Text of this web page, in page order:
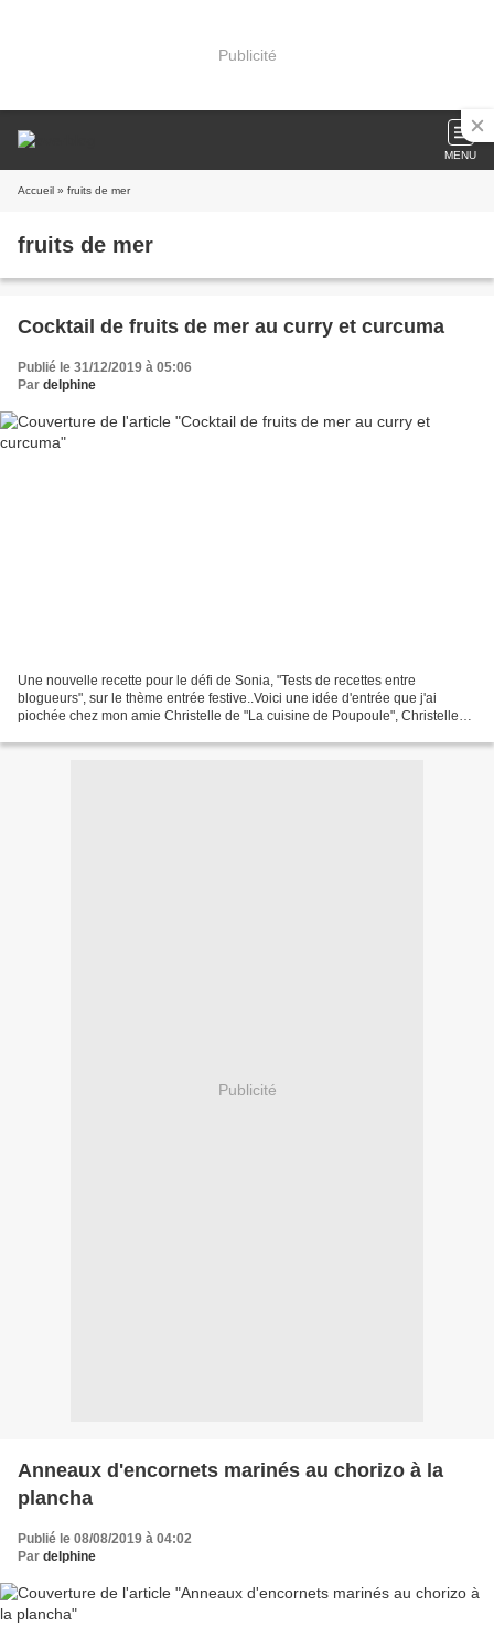
Publicité
MENU
Accueil » fruits de mer
fruits de mer
Cocktail de fruits de mer au curry et curcuma
Publié le 31/12/2019 à 05:06
Par delphine
Une nouvelle recette pour le défi de Sonia, "Tests de recettes entre
blogueurs", sur le thème entrée festive..Voici une idée d'entrée que j'ai
piochée chez mon amie Christelle de "La cuisine de Poupoule", Christelle
Publicité
Anneaux d'encornets marinés au chorizo à la
plancha
Publié le 08/08/2019 à 04:02
Par delphine